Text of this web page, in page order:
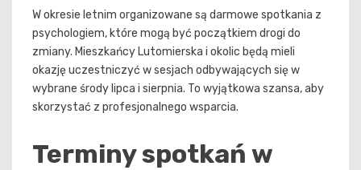
W okresie letnim organizowane są darmowe spotkania z
psychologiem, które mogą być początkiem drogi do
zmiany. Mieszkańcy Lutomierska i okolic będą mieli
okazję uczestniczyć w sesjach odbywających się w
wybrane środy lipca i sierpnia. To wyjątkowa szansa, aby
skorzystać z profesjonalnego wsparcia.
Terminy spotkań w